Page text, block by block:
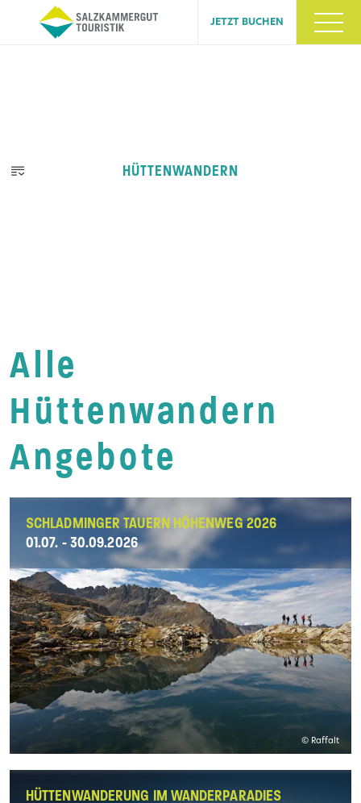
JETZT BUCHEN
HÜTTENWANDERN
Alle
Hüttenwandern
Angebote
SCHLADMINGER TAUERN HÖHENWEG 2026
01.07. - 30.09.2026
© Raffalt
HÜTTENWANDERUNG IM WANDERPARADIES